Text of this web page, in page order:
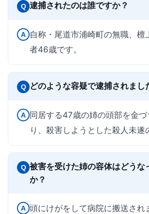
Q 逮捕されたのは誰ですか？
A
自称・尾道市浦崎町の無職、檀
者46歳です。
Q どのような容疑で逮捕されまし
A
同居する47歳の姉の頭部を金
り、殺害しようとした殺人未遂
Q 被害を受けた姉の容体はどうな
か？
A 頭にけがをして病院に搬送され